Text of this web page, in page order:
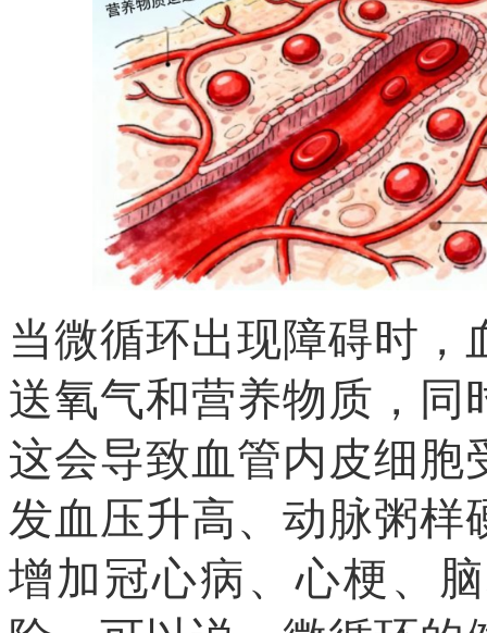
当微循环出现障碍时，
送氧气和营养物质，同
这会导致血管内皮细胞
发血压升高、动脉粥样
增加冠心病、心梗、